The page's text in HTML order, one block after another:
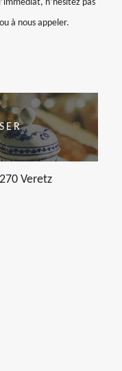
n’hésitez pas
à nous appeler.
Veretz